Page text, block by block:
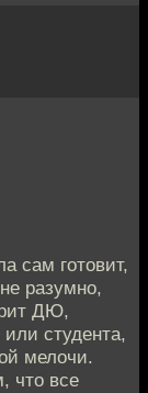
сам готовит,
разумно,
ДЮ,
студента,
мелочи.
что все